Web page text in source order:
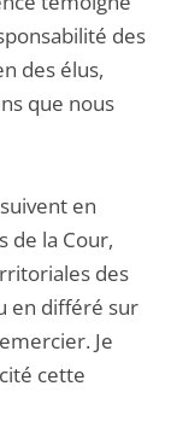
des
des élus,
que nous
en
de la Cour,
des
en différé sur
Je
cette